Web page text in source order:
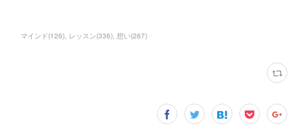
マインド(126) レッスン(336) 想い(267)